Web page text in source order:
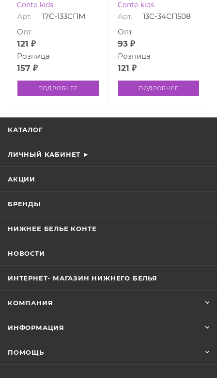
Conte-kids
Арт. 17С-133СПМ
121 ₽
Опт
157 ₽
Розница
ПОДРОБНЕЕ
Conte-kids
Арт. 13С-34СП508
93 ₽
Опт
121 ₽
Розница
ПОДРОБНЕЕ
КАТАЛОГ
ЛИЧНЫЙ КАБИНЕТ ►
АКЦИИ
БРЕНДЫ
НИЖНЕЕ БЕЛЬЕ КОНТЕ
НОВОСТИ
ИНТЕРНЕТ- МАГАЗИН НИЖНЕГО БЕЛЬЯ
КОМПАНИЯ
ИНФОРМАЦИЯ
ПОМОЩЬ